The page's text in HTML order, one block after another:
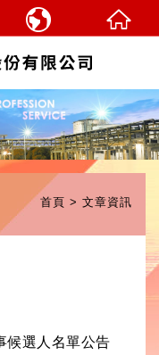
首頁 文章資訊
候選人名單公告